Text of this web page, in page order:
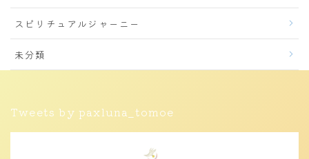
スピリチュアルジャーニー
未分類
Tweets by paxluna_tomoe